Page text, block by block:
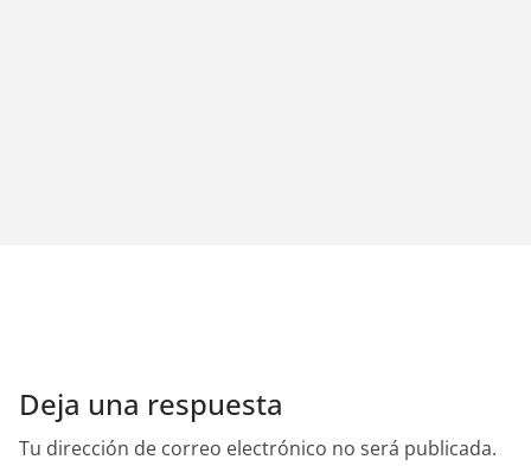
Deja una respuesta
Tu dirección de correo electrónico no será publicada.